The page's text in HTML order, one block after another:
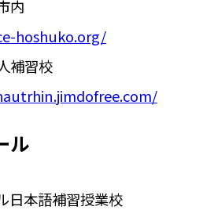
内
hoshuko.org/
補習校
ル
日本語補習授業校